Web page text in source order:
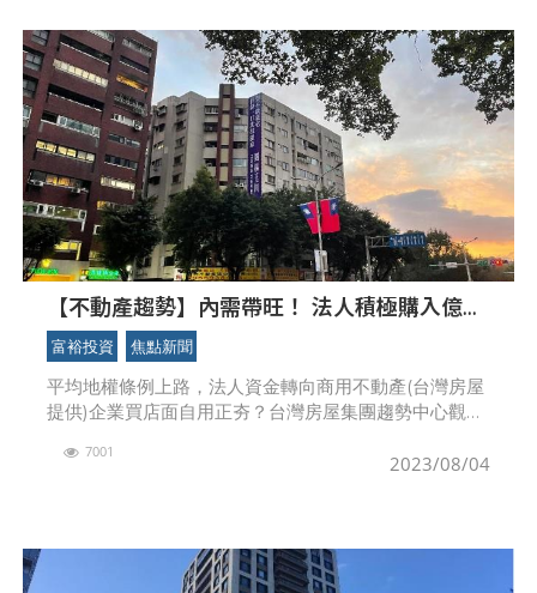
【不動產趨勢】內需帶旺！ 法人積極購入億級
商用不動產自用 打炒房下長抱為王 企業買店面
長線佈局抗通膨
富裕投資 焦點新聞
平均地權條例上路，法人資金轉向商用不動產(台灣房屋
提供)企業買店面自用正夯？台灣房屋集團趨勢中心觀察
乏企業購入自用的交易案例，包括今年4月，玉山銀行共
2023/08/04
7001